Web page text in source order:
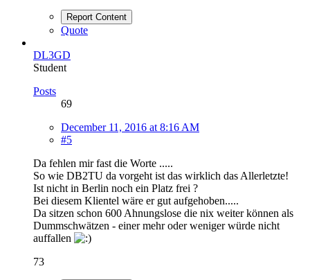
Report Content
Quote
DL3GD
Student
Posts
69
December 11, 2016 at 8:16 AM
#5
Da fehlen mir fast die Worte .....
So wie DB2TU da vorgeht ist das wirklich das Allerletzte!
Ist nicht in Berlin noch ein Platz frei ?
Bei diesem Klientel wäre er gut aufgehoben.....
Da sitzen schon 600 Ahnungslose die nix weiter können als
Dummschwätzen - einer mehr oder weniger würde nicht
auffallen
73